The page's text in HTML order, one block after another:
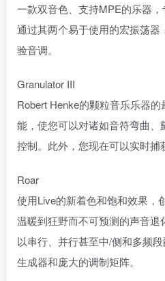
一款双音色、支持MPE的乐器
通过其两个易于使用的宏振荡
验音调。
Granulator III
Robert Henke的颗粒音乐乐器
能，使您可以对诸如音符弯曲
控制。此外，您现在可以实时捕
Roar
使用Live的新着色和饱和效果，
温暖到狂野而不可预测的声音
以串行、并行甚至中/侧和多频
生成器和庞大的调制矩阵。